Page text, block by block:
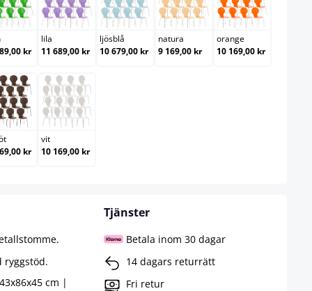
grön
kr
lila
lila
11 689,00 kr
ljösblå
ljösblå
10 679,00 kr
natura
natura
9 169,00 kr
orange
orange
10 169,00 kr
valnöt
kr
vit
vit
10 169,00 kr
ryggstöd.
cm |
Tjänster
Betala inom 30 dagar
14 dagars returrätt
Fri retur